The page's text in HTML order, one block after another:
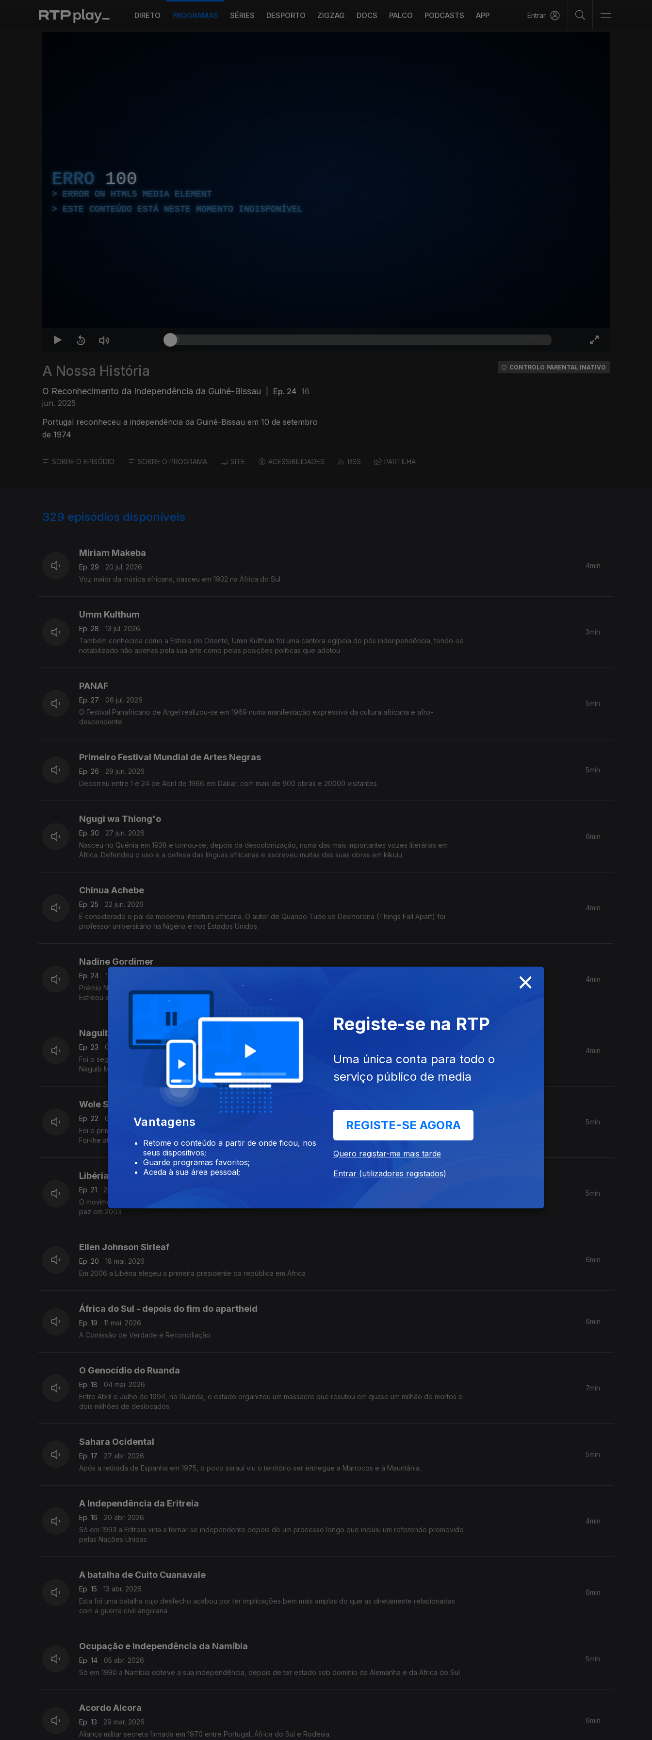
DIRETO PROGRAMAS SÉRIES DESPORTO ZIGZAG DOCS PALCO PODCASTS APP Entrar
ERRO 100
ERROR ON HTML5 MEDIA ELEMENT
ESTE CONTEÚDO ESTÁ NESTE MOMENTO INDISPONÍVEL
A Nossa História
O Reconhecimento da Independência da Guiné-Bissau Ep. 24 16
jun. 2025
Portugal reconheceu a independência da Guiné-Bissau em 10 de setembro
de 1974
CONTROLO PARENTAL INATIVO
SOBRE O EPISÓDIO SOBRE O PROGRAMA SITE ACESSIBILIDADES RSS PARTILHA
329 episódios disponíveis
Miriam Makeba
Ep. 29
20 jul. 2026
Voz maior da música africana, nasceu em 1932 na África do Sul.
4min
Umm Kulthum
Ep. 28
13 jul. 2026
Também conhecida como a Estrela do Oriente, Umm Kulthum foi uma cantora egípcia do pós indenpendência, tendo-se
notabilizado não apenas pela sua arte como pelas posições políticas que adotou
3min
PANAF
Ep. 27
06 jul. 2026
O Festival Panafricano de Argel realizou-se em 1969 numa manifestação expressiva da cultura africana e afro-
descendente
5min
Primeiro Festival Mundial de Artes Negras
Ep. 26
29 jun. 2026
Decorreu entre 1 e 24 de Abril de 1966 em Dakar, com mais de 600 obras e 20000 visitantes
5min
Ngugi wa Thiong'o
Ep. 30
27 jun. 2026
Nasceu no Quénia em 1938 e tornou-se, depois da descolonização, numa das mais importantes vozes literárias em
África. Defendeu o uso e a defesa das línguas africanas e escreveu muitas das suas obras em kikuiu.
6min
Chinua Achebe
Ep. 25
22 jun. 2026
É considerado o pai da moderna literatura africana. O autor de Quando Tudo se Desmorona (Things Fall Apart) foi
professor universitário na Nigéria e nos Estados Unidos.
4min
Nadine Gordimer
Ep. 24
15 jun. 2026
Prémio Nobel da Literatura em 1991, foi a primeira mulher em África a ser distinguida com o importante galardão.
Estreou-se na escrita em 1949, foi também ativista e membro do ANC (Congresso Nacional Africano).
4min
Naguib Mahfouz
Ep. 23
08 jun. 2026
Foi o segundo Prémio Nobel da Literatura atribuído a escritores africanos, mas o primeiro do mundo árabe.
Naguib Mahfouz recebeu o prémio em 1988.
4min
Wole Soyinca
Ep. 22
01 jun. 2026
Foi o primeiro escritor africano a receber o Prémio Nobel da Literatura.
Foi-lhe atribuído em 1986.
5min
Libéria
Ep. 21
25 mai. 2026
O movimento pela paz na Libéria foi impulsionado principalmente por mulheres e levou à assinatura de um acordo de
paz em 2003
5min
Ellen Johnson Sirleaf
Ep. 20
18 mai. 2026
Em 2006 a Libéria elegeu a primeira presidente da república em África
6min
África do Sul - depois do fim do apartheid
Ep. 19
11 mai. 2026
A Comissão de Verdade e Reconciliação
6min
O Genocídio do Ruanda
Ep. 18
04 mai. 2026
Entre Abril e Julho de 1994, no Ruanda, o estado organizou um massacre que resutou em quase um milhão de mortos e
dois milhões de deslocados.
7min
Sahara Ocidental
Ep. 17
27 abr. 2026
Após a retirada de Espanha em 1975, o povo sarauí viu o território ser entregue a Marrocos e à Mauritânia.
5min
A Independência da Eritreia
Ep. 16
20 abr. 2026
Só em 1993 a Eritreia viria a tornar-se independente depois de um processo longo que incluiu um referendo promovido
pelas Nações Unidas
4min
A batalha de Cuito Cuanavale
Ep. 15
13 abr. 2026
Esta foi uma batalha cujo desfecho acabou por ter implicações bem mais amplas do que as diretamente relacionadas
com a guerra civil angolana
6min
Ocupação e Independência da Namíbia
Ep. 14
05 abr. 2026
Só em 1990 a Namíbia obteve a sua independência, depois de ter estado sob domínio da Alemanha e da África do Sul
5min
Acordo Alcora
Ep. 13
29 mar. 2026
Aliança militar secreta firmada em 1970 entre Portugal, África do Sul e Rodésia.
6min
×
Vantagens
Retome o conteúdo a partir de onde ficou, nos
seus dispositivos;
Guarde programas favoritos;
Aceda à sua área pessoal;
Registe-se na RTP
Uma única conta para todo o
serviço público de media
REGISTE-SE AGORA
Quero registar-me mais tarde
Entrar (utilizadores registados)